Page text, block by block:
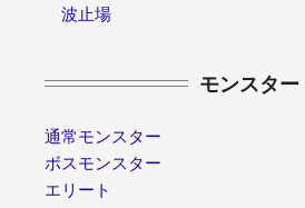
波止場
モンスター
通常モンスター
ボスモンスター
エリート